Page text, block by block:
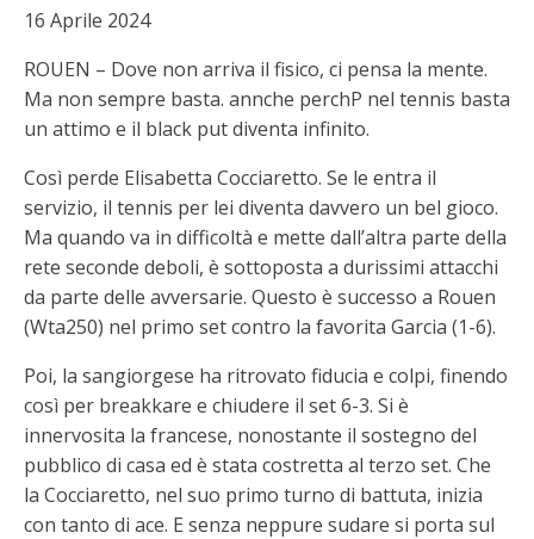
16 Aprile 2024
ROUEN – Dove non arriva il fisico, ci pensa la mente.
Ma non sempre basta. annche perchP nel tennis basta
un attimo e il black put diventa infinito.
Così perde Elisabetta Cocciaretto. Se le entra il
servizio, il tennis per lei diventa davvero un bel gioco.
Ma quando va in difficoltà e mette dall’altra parte della
rete seconde deboli, è sottoposta a durissimi attacchi
da parte delle avversarie. Questo è successo a Rouen
(Wta250) nel primo set contro la favorita Garcia (1-6).
Poi, la sangiorgese ha ritrovato fiducia e colpi, finendo
così per breakkare e chiudere il set 6-3. Si è
innervosita la francese, nonostante il sostegno del
pubblico di casa ed è stata costretta al terzo set. Che
la Cocciaretto, nel suo primo turno di battuta, inizia
con tanto di ace. E senza neppure sudare si porta sul